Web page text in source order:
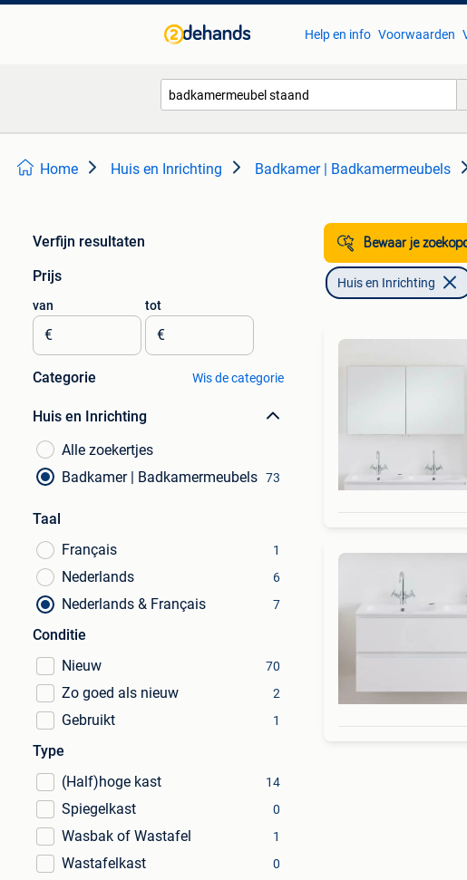
Help en info Voorwaarden
Home Huis en Inrichting Badkamer | Badkamermeubels
Verfijn resultaten
Prijs
van
€
tot
€
Categorie Wis de categorie
Huis en Inrichting
Alle zoekertjes
Badkamer | Badkamermeubels 73
Taal
Français
1
Nederlands 6
Nederlands & Français 7
Conditie
Nieuw
70
Zo goed als nieuw 2
Gebruikt 1
Type
(Half)hoge kast
14
Spiegelkast 0
Wasbak of Wastafel 1
Wastafelkast 0
Bewaar je
Huis en Inrichting